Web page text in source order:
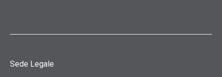
Sede Legale